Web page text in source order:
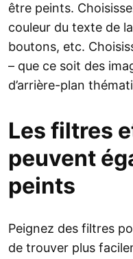
être peints.
couleur du texte de
boutons, etc.
– que ce soit des
d’arrière-plan
Les filtres
peuvent
peints
Peignez des filtres
de trouver plus